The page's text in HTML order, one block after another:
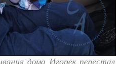
дома Игорек перестал